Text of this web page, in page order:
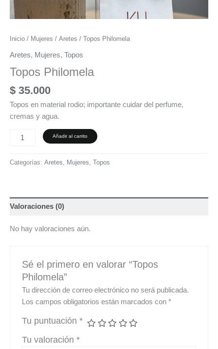
Inicio / Mujeres / Aretes / Topos Philomela
Aretes, Mujeres, Topos
Topos Philomela
$ 35.000
Topos en material rodio; importante cuidar del perfume,
cremas y agua.
Añadir al carrito
Categorías: Aretes, Mujeres, Topos
Valoraciones (0)
No hay valoraciones aún.
Sé el primero en valorar “Topos
Philomela”
Tu dirección de correo electrónico no será publicada.
Los campos obligatorios están marcados con*
Tu puntuación*
Tu valoración*